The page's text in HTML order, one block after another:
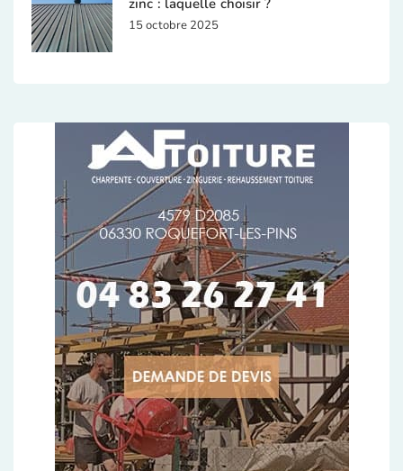
15 octobre 2025